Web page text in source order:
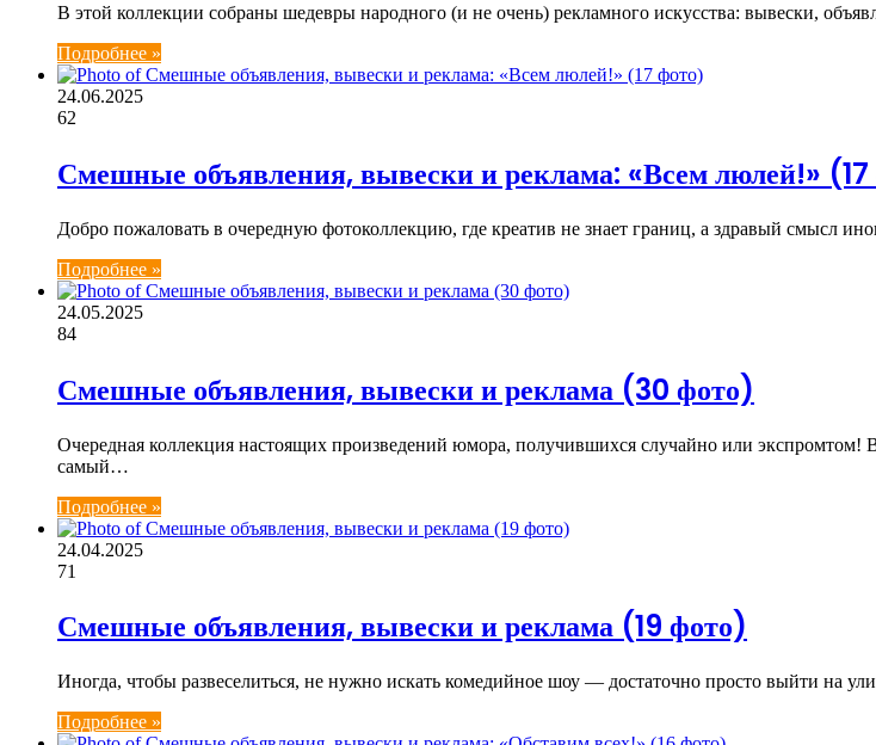
В этой коллекции собраны шедевры народного (и не очень) рекламного искусства: вывески,
Подробнее »
24.06.2025
62
Смешные объявления, вывески и реклама: «Всем люлей!»
Добро пожаловать в очередную фотоколлекцию, где креатив не знает границ, а здравый смысл
Подробнее »
24.05.2025
84
Смешные объявления, вывески и реклама (30 фото)
Очередная коллекция настоящих произведений юмора, получившихся случайно или
самый…
Подробнее »
24.04.2025
71
Смешные объявления, вывески и реклама (19 фото)
Иногда, чтобы развеселиться, не нужно искать комедийное шоу — достаточно просто выйти на
Подробнее »